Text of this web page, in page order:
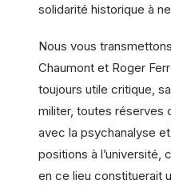
solidarité historique à
Nous vous
Chaumont et Roger
toujours utile critique,
militer, toutes réserves
avec la psychanalyse
positions à l’université,
en ce lieu constituerait